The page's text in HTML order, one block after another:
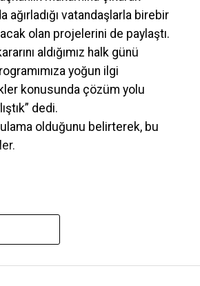
ağırladığı vatandaşlarla birebir
olan projelerini de paylaştı.
aldığımız halk günü
yoğun ilgi
konusunda çözüm yolu
dedi.
olduğunu belirterek, bu